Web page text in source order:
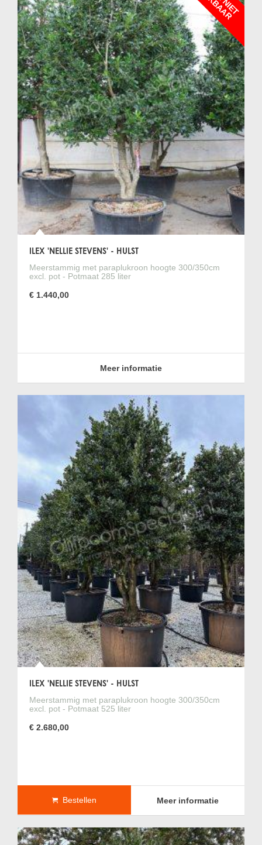
ILEX 'NELLIE STEVENS' - HULST
Meerstammig met paraplukroon hoogte 300/350cm
excl. pot - Potmaat 285 liter
€ 1.440,00
Meer informatie
ILEX 'NELLIE STEVENS' - HULST
Meerstammig met paraplukroon hoogte 300/350cm
excl. pot - Potmaat 525 liter
€ 2.680,00
Bestellen Meer informatie